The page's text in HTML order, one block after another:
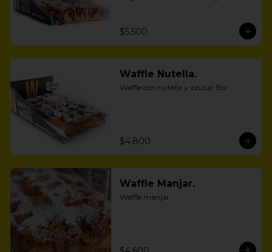
$5.500
Waffle Nutella.
Waffle con nutella y azúcar flor.
$4.800
Waffle Manjar.
Waffle manjar